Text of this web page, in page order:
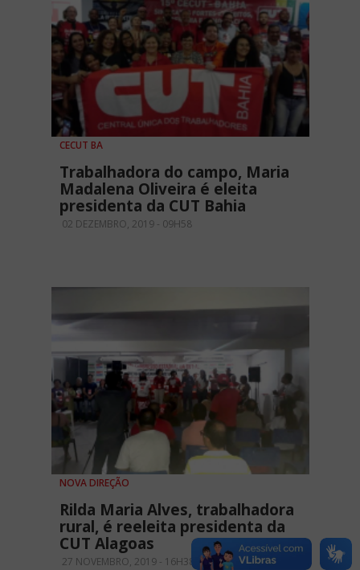
CECUT BA
Trabalhadora do campo, Maria
Madalena Oliveira é eleita
presidenta da CUT Bahia
02 DEZEMBRO, 2019 - 09H58
NOVA DIREÇÃO
Rilda Maria Alves, trabalhadora
rural, é reeleita presidenta da
CUT Alagoas
27 NOVEMBRO, 2019 - 16H38